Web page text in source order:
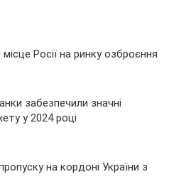
Росії на ринку озброєння
забезпечили значні
у 2024 році
на кордоні України з